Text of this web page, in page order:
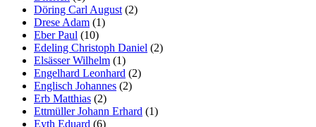
Döring Carl August (2)
Drese Adam (1)
Eber Paul (10)
Edeling Christoph Daniel (2)
Elsässer Wilhelm (1)
Engelhard Leonhard (2)
Englisch Johannes (2)
Erb Matthias (2)
Ettmüller Johann Erhard (1)
Eyth Eduard (6)